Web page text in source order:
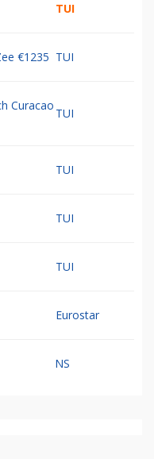
TUI
€1235 TUI
Curacao
TUI
TUI
TUI
TUI
Eurostar
NS